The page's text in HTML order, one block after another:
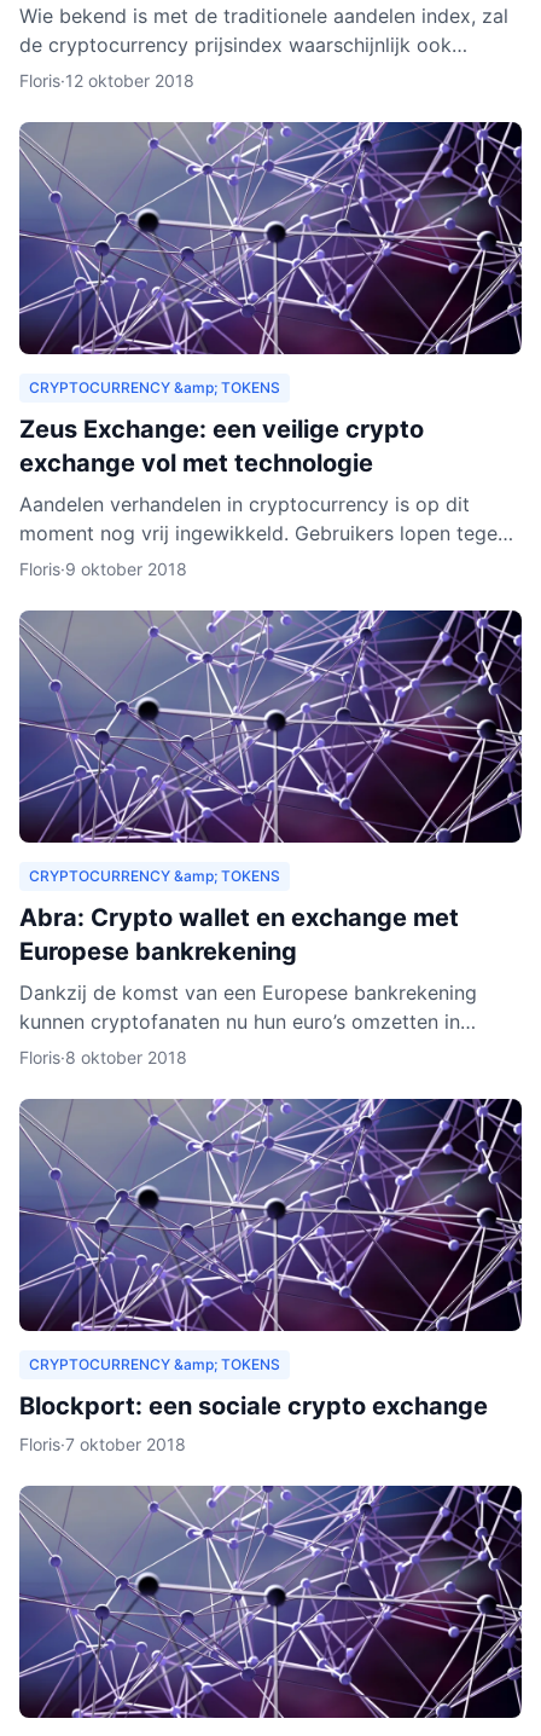
Wie bekend is met de traditionele aandelen index, zal
de cryptocurrency prijsindex waarschijnlijk ook
interessant vinden. In dit artikel behandelen we hoe
Floris·12 oktober 2018
CRYPTOCURRENCY &amp; TOKENS
Zeus Exchange: een veilige crypto
exchange vol met technologie
Aandelen verhandelen in cryptocurrency is op dit
moment nog vrij ingewikkeld. Gebruikers lopen tegen
drempels aan. Er gelden bijvoorbeeld strenge regels,
Floris·9 oktober 2018
CRYPTOCURRENCY &amp; TOKENS
Abra: Crypto wallet en exchange met
Europese bankrekening
Dankzij de komst van een Europese bankrekening
kunnen cryptofanaten nu hun euro’s omzetten in
cryptogeld. Hiervoor hoeft alleen geld gestort te
Floris·8 oktober 2018
CRYPTOCURRENCY &amp; TOKENS
Blockport: een sociale crypto exchange
Floris·7 oktober 2018